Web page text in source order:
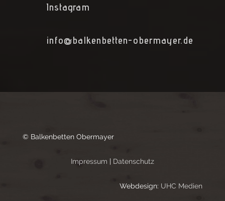
Instagram
info@balkenbetten-obermayer.de
© Balkenbetten Obermayer
Impressum | Datenschutz
Webdesign: UHC Medien